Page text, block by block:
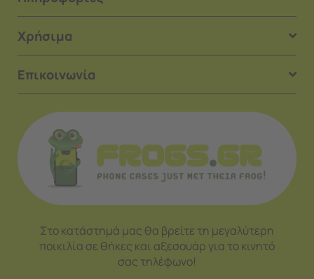
Χρήσιμα
Επικοινωνία
Στο κατάστημά μας θα βρείτε τη μεγαλύτερη
ποικιλία σε θήκες και αξεσουάρ για το κινητό
σας τηλέφωνο!